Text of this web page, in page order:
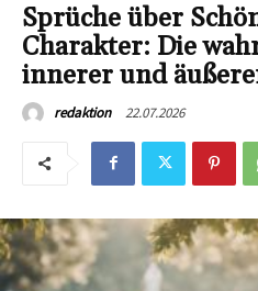
Sprüche über
Charakter: Die
innerer und
redaktion 22.07.2026